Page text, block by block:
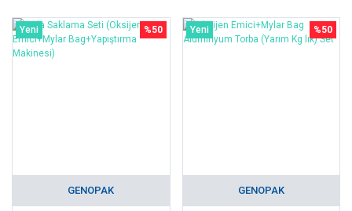
%50
Yeni
GENOPAK
%50
Yeni
GENOPAK